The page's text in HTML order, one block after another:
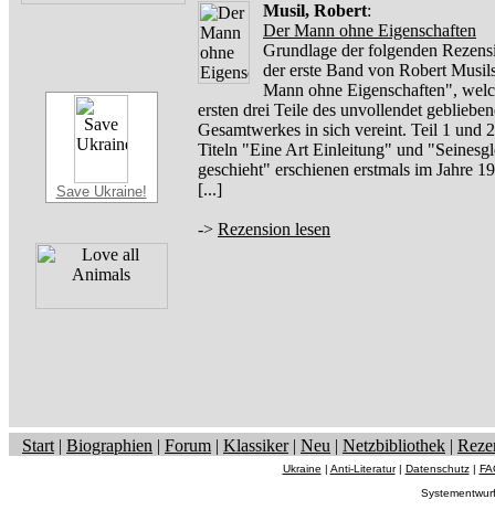
Save Ukraine!
Musil, Robert:
Der Mann ohne Eigenschaften
Grundlage der folgenden
der erste Band von Robert
Mann ohne Eigenschaften",
ersten drei Teile des unvollendet
Gesamtwerkes in sich vereint. Teil 1 und
Titeln "Eine Art Einleitung" und
geschieht" erschienen erstmals im Jahre
[...]
-> Rezension lesen
Start | Biographien | Forum | Klassiker| Neu | Netzbibliothek |
Ukraine | Anti-Literatur| Datenschutz|